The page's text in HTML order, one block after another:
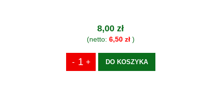
8,00 zł
(netto: 6,50 zł)
DO KOSZYKA